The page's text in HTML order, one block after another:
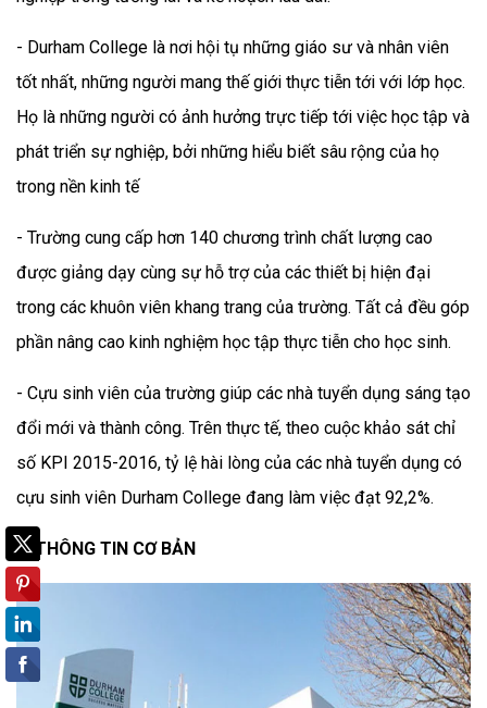
- Durham College là nơi hội tụ những giáo sư và nhân viên
tốt nhất, những người mang thế giới thực tiễn tới với lớp học.
Họ là những người có ảnh hưởng trực tiếp tới việc học tập và
phát triển sự nghiệp, bởi những hiểu biết sâu rộng của họ
trong nền kinh tế
- Trường cung cấp hơn 140 chương trình chất lượng cao
được giảng dạy cùng sự hỗ trợ của các thiết bị hiện đại
trong các khuôn viên khang trang của trường. Tất cả đều góp
phần nâng cao kinh nghiệm học tập thực tiễn cho học sinh.
- Cựu sinh viên của trường giúp các nhà tuyển dụng sáng tạo
đổi mới và thành công. Trên thực tế, theo cuộc khảo sát chỉ
số KPI 2015-2016, tỷ lệ hài lòng của các nhà tuyển dụng có
cựu sinh viên Durham College đang làm việc đạt 92,2%.
2. THÔNG TIN CƠ BẢN